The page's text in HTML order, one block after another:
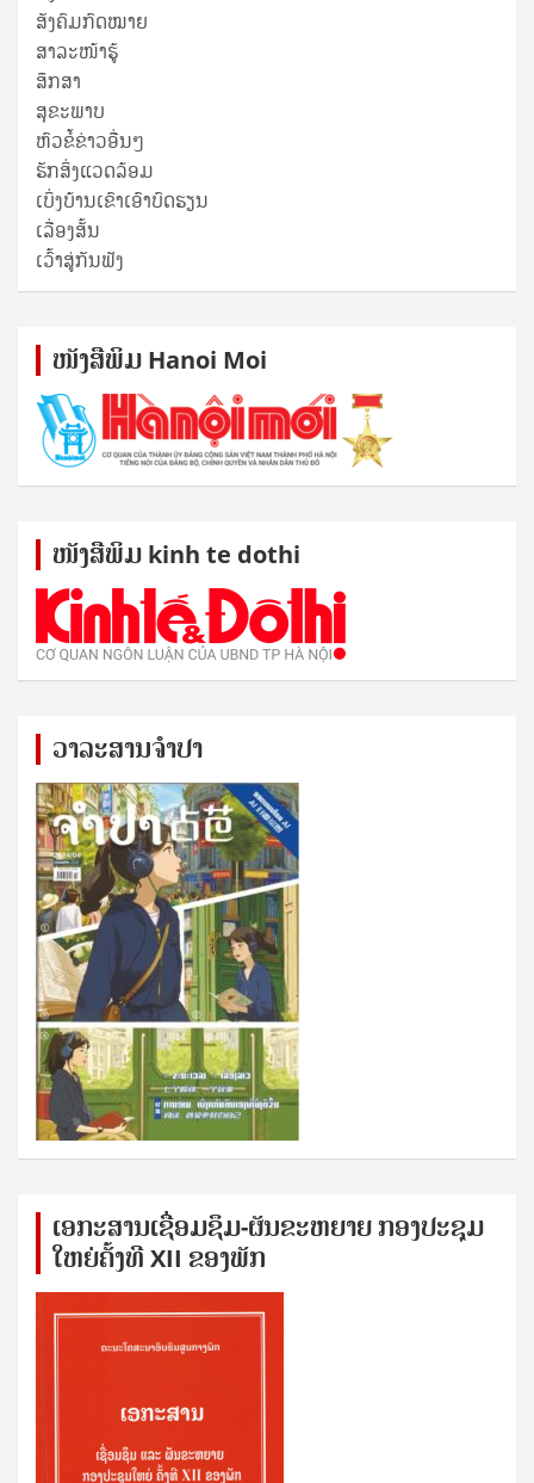
ສັງຄົມກົດໝາຍ
ສາລະໜ້າຮູ້
ສຶກສາ
ສຸ​ຂະ​ພາບ
ຫົວຂໍ້ຂ່າວອື່ນໆ
ຮັກສິ່ງແວດລ້ອມ
ເບິ່ງບ້ານເຂົາເອົາບົດຮຽນ
ເລື່ອງສັ້ນ
ເວົ້າສູ່ກັນຟັງ
ໜັງ​ສື​ພິມ Hanoi Moi
ໜັງ​ສື​ພິມ kinh te dothi
ວາລະສານຈຳປາ
ເອກ​ະ​ສານ​ເຊ​ື່ອມ​ຊ​ຶມ-ຜັນ​ຂະ​ຫ​ຍາຍ ກອງ​ປະ​ຊຸມ​
ໃຫຍ່​ຄັ້ງ​ທີ XII ຂອງ​ພັກ